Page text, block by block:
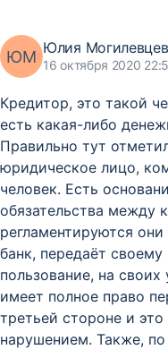
ЮМ Юлия
16 октября 2020
Кредитор, это такой
есть какая-либо
Правильно тут
юридическое лицо,
человек. Есть
обязательства между
регламентируются
банк, передаёт
пользование, на
имеет полное право
третьей стороне и это
нарушением. Также,